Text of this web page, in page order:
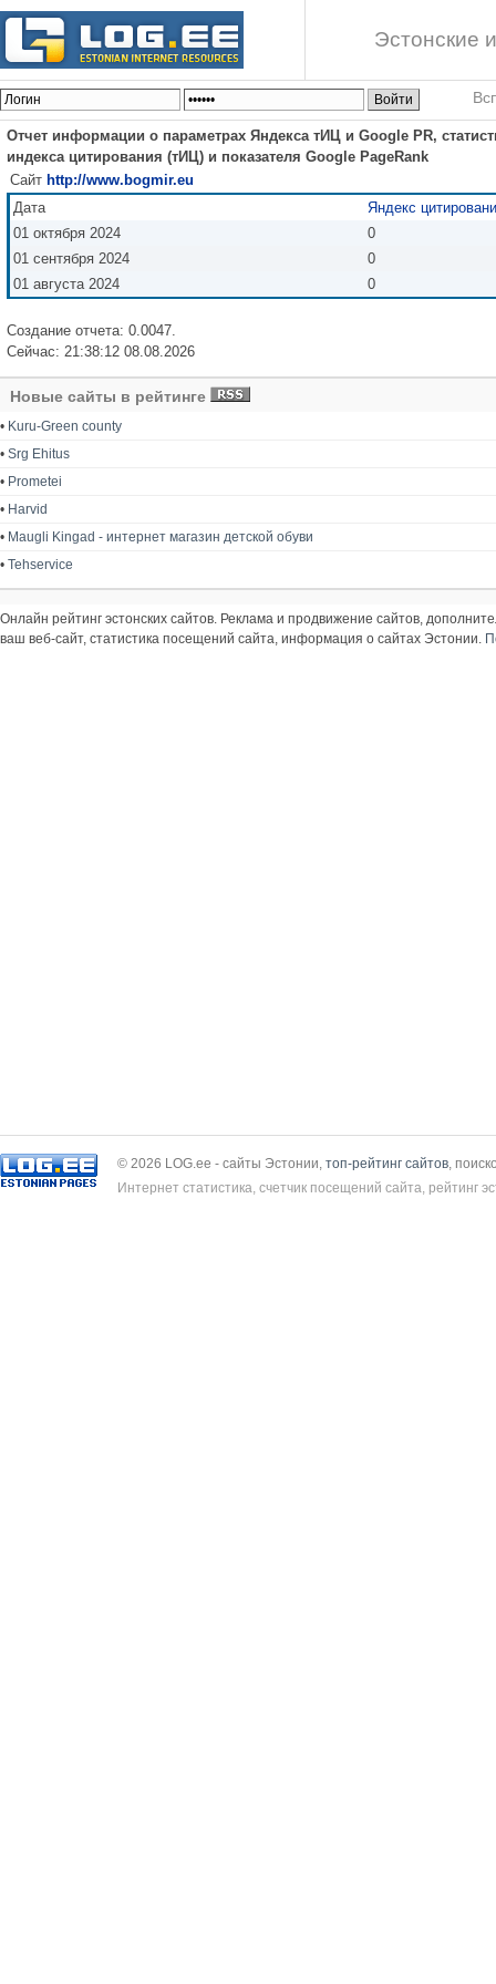
Эстонские
Отчет информации о параметрах Яндекса тИЦ и Google PR,
индекса цитирования (тИЦ) и показателя Google PageRank
Сайт http://www.bogmir.eu
Дата
Яндекс
01 октября 2024
0
01 сентября 2024
0
01 августа 2024
0
Создание отчета: 0.0047.
Сейчас: 21:38:12 08.08.2026
Новые сайты в рейтинге
• Kuru-Green county
• Srg Ehitus
• Prometei
• Harvid
• Maugli Kingad - интернет магазин детской обуви
• Tehservice
Онлайн рейтинг эстонских сайтов. Реклама и продвижение сайтов,
ваш веб-сайт, статистика посещений сайта, информация о сайтах Эстонии.
© 2026 LOG.ee - сайты Эстонии, топ-рейтинг сайтов ,
Интернет статистика, счетчик посещений сайта, рейтинг